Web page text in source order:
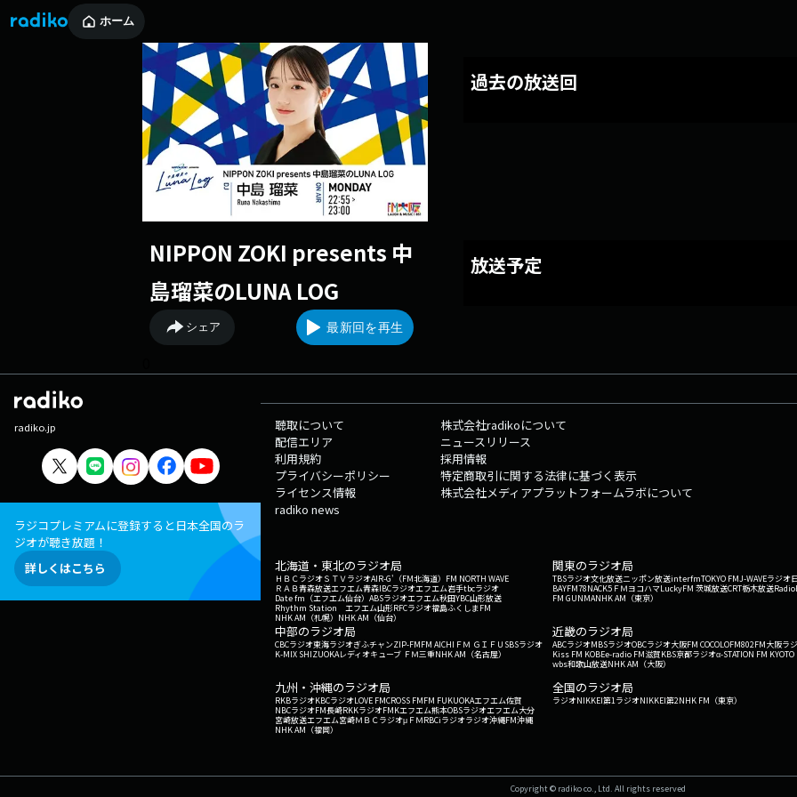
ホーム
NIPPON ZOKI presents 中
島瑠菜のLUNA LOG
シェア 最新回を再生
過去の放送回
放送予定
radiko.jp
ラジコプレミアムに登録すると日本全国のラ
ジオが聴き放題！
詳しくはこちら
聴取について
配信エリア
利用規約
プライバシーポリシー
ライセンス情報
radiko news
株式会社radikoについて
ニュースリリース
採用情報
特定商取引に関する法律に基づく表示
株式会社メディアプラットフォームラボについて
北海道・東北のラジオ局
ＨＢＣラジオＳＴＶラジオAIR-G'（FM北海道） FM NORTH WAVE
ＲＡＢ青森放送エフエム青森IBCラジオエフエム岩手tbcラジオ
Date fm（エフエム仙台） ABSラジオエフエム秋田YBC山形放送
Rhythm Station エフエム山形RFCラジオ福島ふくしまFM
NHK AM（札幌） NHK AM（仙台）
関東のラジオ局
TBSラジオ文化放送ニッポン放送interfmTOKYO FMJ-WAVEラジオ
BAYFM78NACK5 ＦＭヨコハマLuckyFM 茨城放送CRT栃木放送
FM GUNMANHK AM（東京）
中部のラジオ局
CBCラジオ東海ラジオぎふチャンZIP-FMFM AICHI ＦＭ ＧＩＦＵ SBSラジオ
K-MIX SHIZUOKAレディオキューブ ＦＭ三重NHK AM（名古屋）
近畿のラジオ局
ABCラジオMBSラジオOBCラジオ大阪FM COCOLOFM802FM大阪ラ
Kiss FM KOBEe-radio FM滋賀KBS京都ラジオα-STATION FM KYOTO
wbs和歌山放送NHK AM（大阪）
九州・沖縄のラジオ局
RKBラジオKBCラジオLOVE FMCROSS FMFM FUKUOKAエフエム佐賀
NBCラジオFM長崎RKKラジオFMKエフエム熊本OBSラジオエフエム大分
宮崎放送エフエム宮崎ＭＢＣラジオμＦＭRBCiラジオラジオ沖縄FM沖縄
NHK AM（福岡）
全国のラジオ局
ラジオNIKKEI第1ラジオNIKKEI第2NHK FM（東京）
Copyright © radiko co., Ltd. All rights reserved